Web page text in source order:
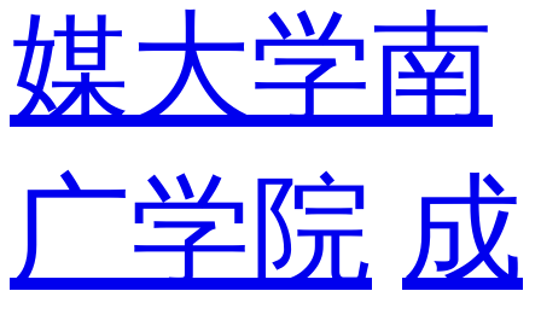
媒大学南
广学院 成